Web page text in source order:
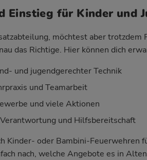
Einstieg für Kinder und
möchtest aber
das Richtige. Hier können dich
und jugendgerechter Technik
und Teamarbeit
und viele Aktionen
und Hilfsbereitschaft
Kinder- oder Bambini-Feuerwehren
nach, welche Angebote es in